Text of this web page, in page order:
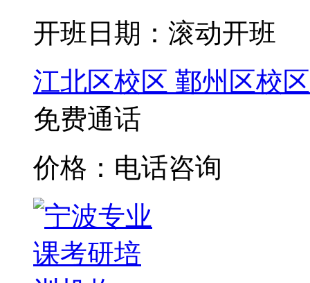
开班日期：滚动开班
江北区校区 鄞州区校区
免费通话
价格：电话咨询